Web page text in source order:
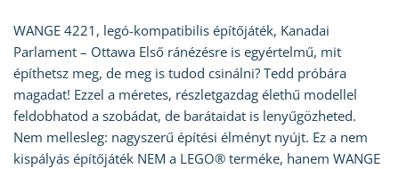
WANGE 4221, legó-kompatibilis építőjáték, Kanadai
Parlament – Ottawa Első ránézésre is egyértelmű, mit
építhetsz meg, de meg is tudod csinálni? Tedd próbára
magadat! Ezzel a méretes, részletgazdag élethű modellel
feldobhatod a szobádat, de barátaidat is lenyűgözheted.
Nem mellesleg: nagyszerű építési élményt nyújt. Ez a nem
kispályás építőjáték NEM a LEGO® terméke, hanem WANGE